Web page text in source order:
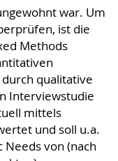
war. Um
ist die
Methods
qualitative
Interviewstudie
mittels
und soll u.a.
Needs von (nach